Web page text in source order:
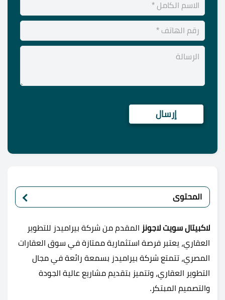
المحتوى
لاكبيتال سويت لاجونز المقدم من شركة بيراميدز للتطوير
العقاري، يعتبر فرصة استثمارية ممتازة في سوق العقارات
المصري، تتمتع شركة بيراميدز بسمعة رائعة في مجال
التطوير العقاري، وتتميز بتقديم مشاريع عالية الجودة
والتصميم المبتكر.